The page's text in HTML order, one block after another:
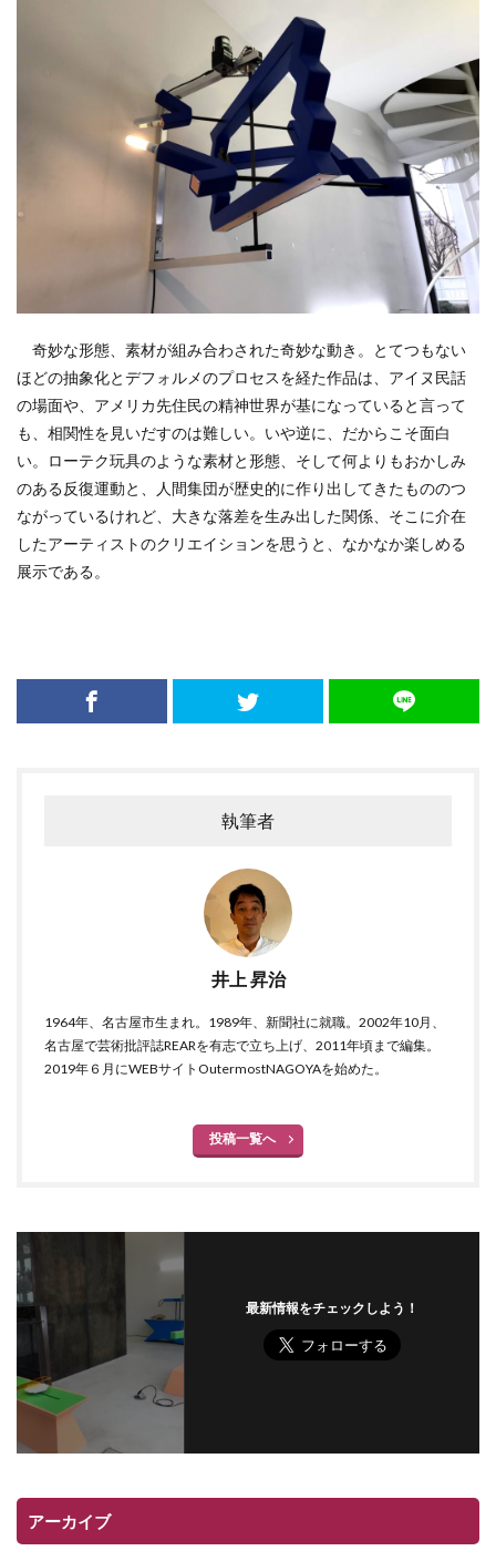
奇妙な形態、素材が組み合わされた奇妙な動き。とてつもない
ほどの抽象化とデフォルメのプロセスを経た作品は、アイヌ民話
の場面や、アメリカ先住民の精神世界が基になっていると言って
も、相関性を見いだすのは難しい。いや逆に、だからこそ面白
い。ローテク玩具のような素材と形態、そして何よりもおかしみ
のある反復運動と、人間集団が歴史的に作り出してきたもののつ
ながっているけれど、大きな落差を生み出した関係、そこに介在
したアーティストのクリエイションを思うと、なかなか楽しめる
展示である。
執筆者
井上 昇治
1964年、名古屋市生まれ。1989年、新聞社に就職。2002年10月、
名古屋で芸術批評誌REARを有志で立ち上げ、2011年頃まで編集。
2019年６月にWEBサイトOutermostNAGOYAを始めた。
投稿一覧へ
最新情報をチェックしよう！
アーカイブ